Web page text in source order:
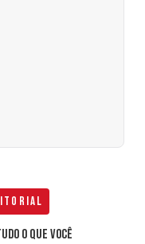
o que você